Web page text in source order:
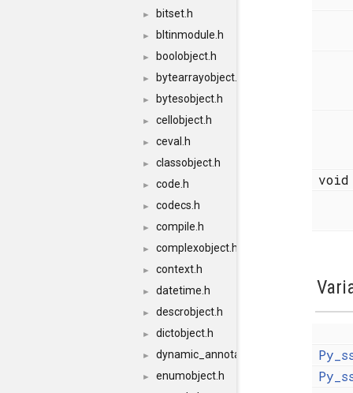
► bitset.h
► bltinmodule.h
► boolobject.h
► bytearrayobject.h
► bytesobject.h
► cellobject.h
► ceval.h
► classobject.h
► code.h
► codecs.h
► compile.h
► complexobject.h
► context.h
► datetime.h
► descrobject.h
► dictobject.h
► dynamic_annotations.h
►
enumobject.h